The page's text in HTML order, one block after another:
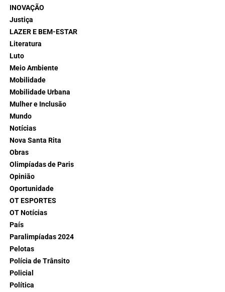
INOVAÇÃO
Justiça
LAZER E BEM-ESTAR
Literatura
Luto
Meio Ambiente
Mobilidade
Mobilidade Urbana
Mulher e Inclusão
Mundo
Notícias
Nova Santa Rita
Obras
Olimpíadas de Paris
Opinião
Oportunidade
OT ESPORTES
OT Notícias
País
Paralimpíadas 2024
Pelotas
Polícia de Trânsito
Policial
Política